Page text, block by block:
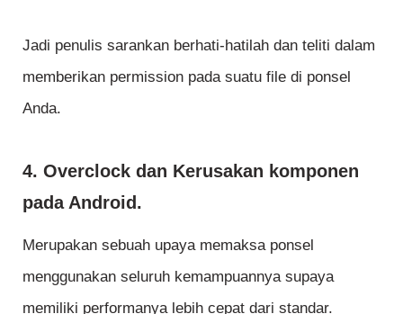
Jadi penulis sarankan berhati-hatilah dan teliti dalam
memberikan permission pada suatu file di ponsel
Anda.
4. Overclock dan Kerusakan komponen
pada Android.
Merupakan sebuah upaya memaksa ponsel
menggunakan seluruh kemampuannya supaya
memiliki performanya lebih cepat dari standar.